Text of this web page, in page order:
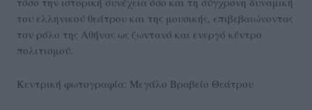
του ελληνικού θεάτρου και της μουσικής, επιβεβαιώνοντας
τον ρόλο της Αθήνας ως ζωντανό και ενεργό κέντρο
πολιτισμού.
Κεντρική φωτογραφία: Μεγάλο Βραβείο Θεάτρου